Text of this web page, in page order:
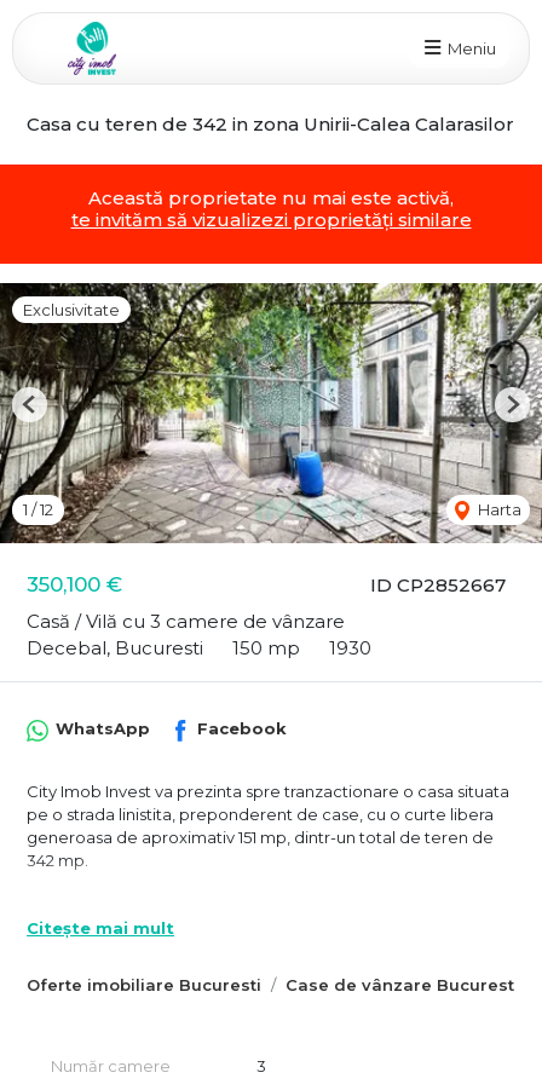
Meniu
Casa cu teren de 342 in zona Unirii-Calea Calarasilor
Această proprietate nu mai este activă,
te invităm să vizualizezi proprietăți similare
ID CP2852667
350,100 €
Casă / Vilă cu 3 camere de vânzare
Decebal, Bucuresti
150 mp 1930
Exclusivitate
1 /12 Harta
Previous
Oferte imobiliare Bucuresti Case de vânzare Bucuresti
WhatsApp Facebook
City Imob Invest va prezinta spre tranzactionare o casa situata
pe o strada linistita, preponderent de case, cu o curte libera
generoasa de aproximativ 151 mp, dintr-un total de teren de
342 mp.
bucatarie, holuri, iar in curte exista mai multe anexe.
constructii anexa ) si astfel se poate obtine o zona de
Citește mai mult
Număr camere 3